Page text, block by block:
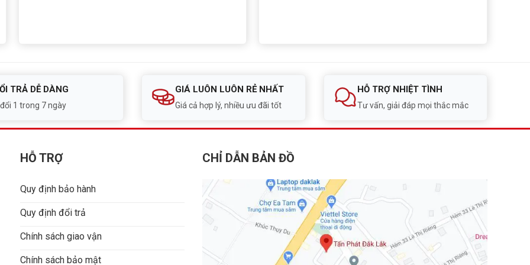
TRẢ DỄ DÀNG
1 trong 7 ngày
GIÁ LUÔN LUÔN RẺ NHẤT
Giá cả hợp lý, nhiều ưu đãi tốt
HỖ TRỢ NHIỆT TÌNH
Tư vấn, giải đáp mọi thắc mắc
HỖ TRỢ
Quy định bảo hành
Quy định đổi trả
Chính sách giao vận
Chính sách bảo mật
CHỈ DẪN BẢN ĐỒ